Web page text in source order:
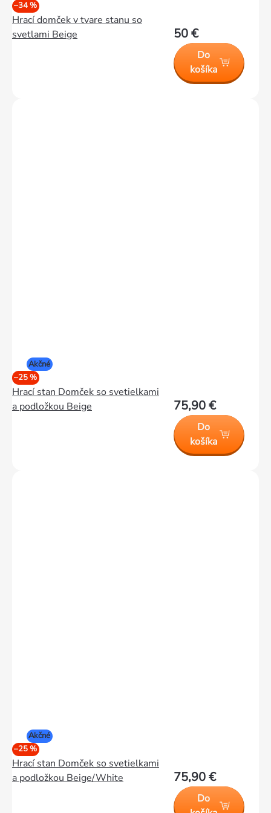
–34 %
Hrací domček v tvare stanu so
svetlami Beige
50 €
Do
košíka
Akčné
–25 %
Hrací stan Domček so svetielkami
a podložkou Beige
75,90 €
Do
košíka
Akčné
–25 %
Hrací stan Domček so svetielkami
a podložkou Beige/White
75,90 €
Do